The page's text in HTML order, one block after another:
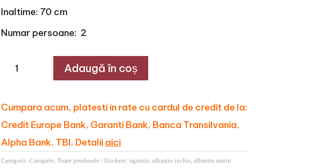
Inaltime: 70 cm
Numar persoane: 2
Modul
Adaugă în coș
Cumpara acum, platesti in rate cu cardul de credit de la:
Credit Europe Bank, Garanti Bank, Banca Transilvania,
Alpha Bank, TBI. Detalii aici
Categorii: Canapele Toate produsele Etichete: agentie albastru inchis, albastru marin